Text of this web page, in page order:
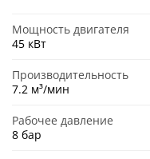
Мощность двигателя
45 кВт
Производительность
7.2 м³/мин
Рабочее давление
8 бар